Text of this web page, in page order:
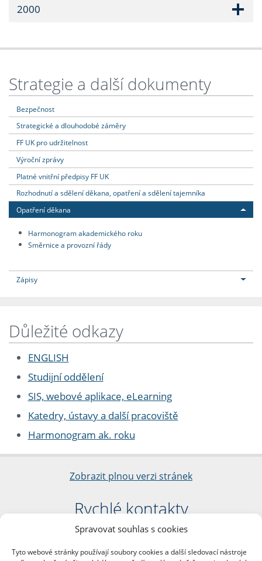
Spravovat souhlas s cookies
Tyto webové stránky používají soubory cookies a další sledovací nástroje
2000
Strategie a další dokumenty
Bezpečnost
Strategické a dlouhodobé záměry
FF UK pro udržitelnost
Výroční zprávy
Platné vnitřní předpisy FF UK
Rozhodnutí a sdělení děkana, opatření a sdělení tajemníka
Opatření děkana
Harmonogram akademického roku
Směrnice a provozní řády
Zápisy
Důležité odkazy
ENGLISH
Studijní oddělení
SIS, webové aplikace, eLearning
Katedry, ústavy a další pracoviště
Harmonogram ak. roku
Zobrazit plnou verzi stránek
Rychlé kontakty
Filozofická fakulta
nám. Jana Palacha 1/2